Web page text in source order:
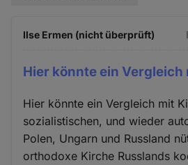
Ilse Ermen (nicht überprüft)
Hier könnte ein Vergleich
Hier könnte ein Vergleich mit
sozialistischen, und wieder
Polen, Ungarn und Russland
orthodoxe Kirche Russlands